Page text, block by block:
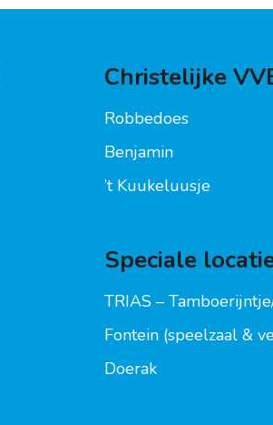
Christelijke
Robbedoes
Benjamin
’t Kuukeluusje
Speciale
TRIAS –
Fontein (speelzaal &
Doerak